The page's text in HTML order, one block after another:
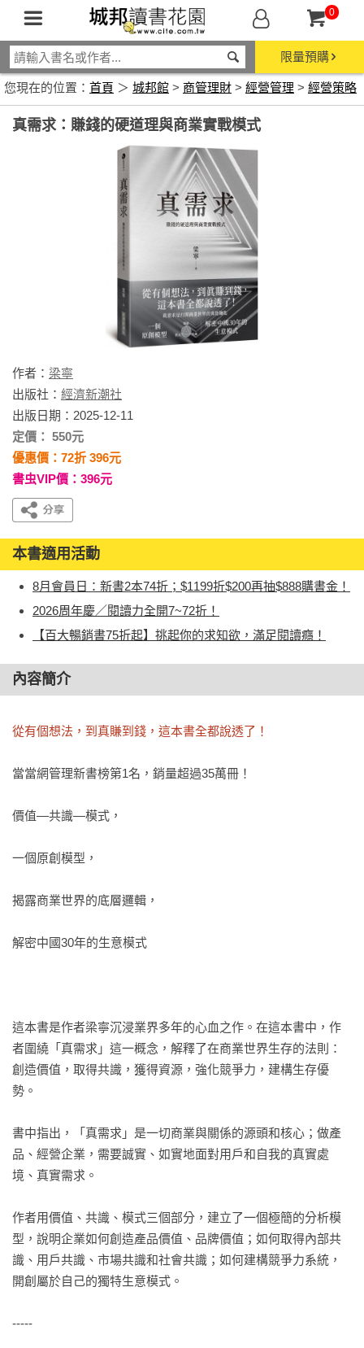
0
限量預購
您現在的位置： 首頁 ＞ 城邦館 > 商管理財 > 經營管理 > 經營策略
真需求：賺錢的硬道理與商業實戰模式
作者： 梁寧
出版社： 經濟新潮社
出版日期：2025-12-11
定價： 550元
優惠價：72折 396元
書虫VIP價：396元
本書適用活動
8月會員日：新書2本74折；$1199折$200再抽$888購書金！
2026周年慶／閱讀力全開7~72折！
【百大暢銷書75折起】挑起你的求知欲，滿足閱讀癮！
內容簡介
從有個想法，到真賺到錢，這本書全都說透了！
當當網管理新書榜第1名，銷量超過35萬冊！
價值—共識—模式，
一個原創模型，
揭露商業世界的底層邏輯，
解密中國30年的生意模式
這本書是作者梁寧沉浸業界多年的心血之作。在這本書中，作
者圍繞「真需求」這一概念，解釋了在商業世界生存的法則：
創造價值，取得共識，獲得資源，強化競爭力，建構生存優
勢。
書中指出，「真需求」是一切商業與關係的源頭和核心；做產
品、經營企業，需要誠實、如實地面對用戶和自我的真實處
境、真實需求。
作者用價值、共識、模式三個部分，建立了一個極簡的分析模
型，說明企業如何創造產品價值、品牌價值；如何取得內部共
識、用戶共識、市場共識和社會共識；如何建構競爭力系統，
開創屬於自己的獨特生意模式。
-----